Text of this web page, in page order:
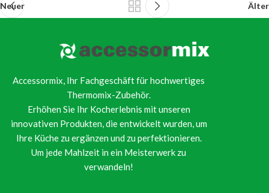
Neuer Älter
Accessormix, Ihr Fachgeschäft für hochwertiges
Thermomix-Zubehör.
Erhöhen Sie Ihr Kocherlebnis mit unseren
innovativen Produkten, die entwickelt wurden, um
Ihre Küche zu ergänzen und zu perfektionieren.
Um jede Mahlzeit in ein Meisterwerk zu
verwandeln!